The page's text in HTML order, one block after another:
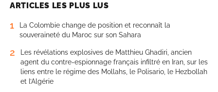
ARTICLES LES PLUS LUS
1
La Colombie change de position et reconnaît la
souveraineté du Maroc sur son Sahara
2
Les révélations explosives de Matthieu Ghadiri, ancien
agent du contre-espionnage français infiltré en Iran, sur les
liens entre le régime des Mollahs, le Polisario, le Hezbollah
et l’Algérie